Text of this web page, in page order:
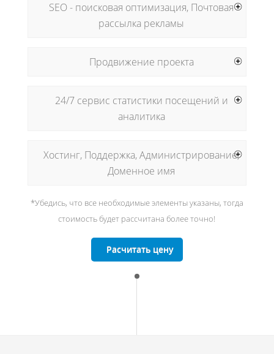
SEO - поисковая оптимизация, Почтовая
рассылка рекламы
Продвижение проекта
24/7 сервис статистики посещений и
аналитика
Хостинг, Поддержка, Администрирование,
Доменное имя
*Убедись, что все необходимые элементы указаны, тогда
стоимость будет рассчитана более точно!
Расчитать цену